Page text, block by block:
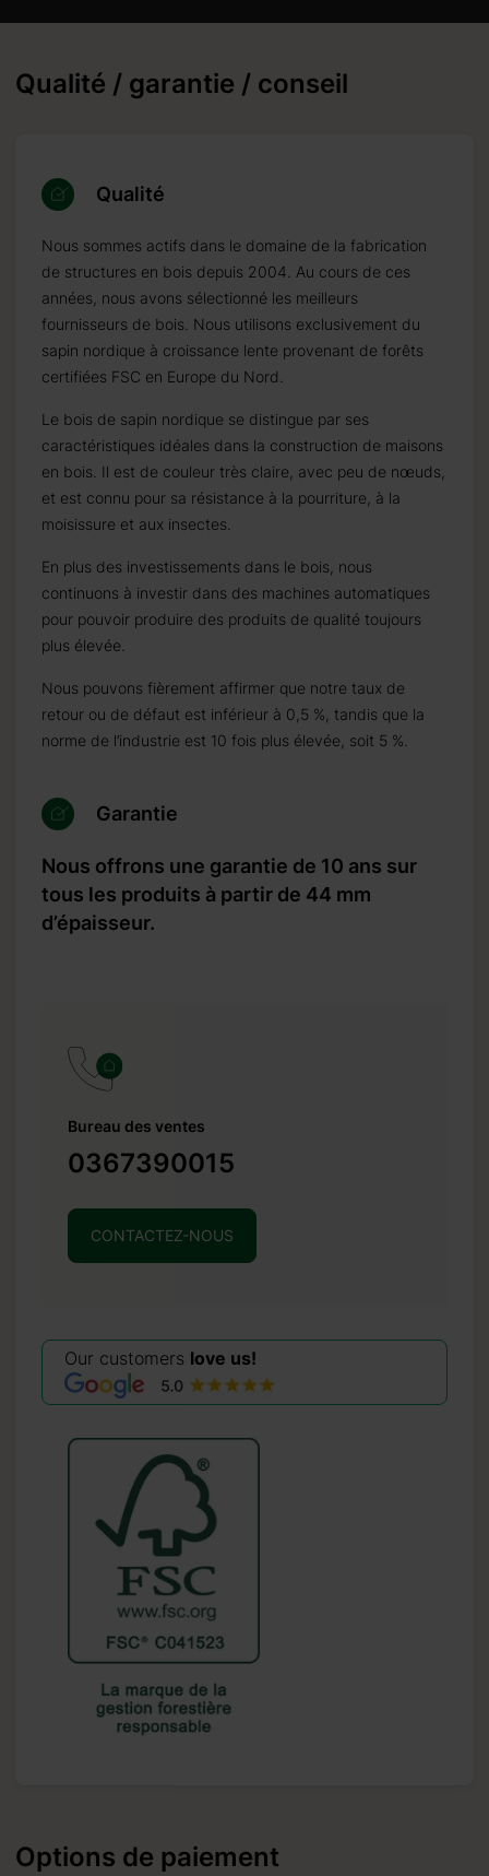
Qualité / garantie / conseil
Qualité
Nous sommes actifs dans le domaine de la fabrication
de structures en bois depuis 2004. Au cours de ces
années, nous avons sélectionné les meilleurs
fournisseurs de bois. Nous utilisons exclusivement du
sapin nordique à croissance lente provenant de forêts
certifiées FSC en Europe du Nord.
Le bois de sapin nordique se distingue par ses
caractéristiques idéales dans la construction de maisons
en bois. Il est de couleur très claire, avec peu de nœuds,
et est connu pour sa résistance à la pourriture, à la
moisissure et aux insectes.
En plus des investissements dans le bois, nous
continuons à investir dans des machines automatiques
pour pouvoir produire des produits de qualité toujours
plus élevée.
Nous pouvons fièrement affirmer que notre taux de
retour ou de défaut est inférieur à 0,5 %, tandis que la
norme de l’industrie est 10 fois plus élevée, soit 5 %.
Garantie
Nous offrons une garantie de 10 ans sur
tous les produits à partir de 44 mm
d’épaisseur.
Bureau des ventes
0367390015
CONTACTEZ-NOUS
Our customers love us!
Options de paiement